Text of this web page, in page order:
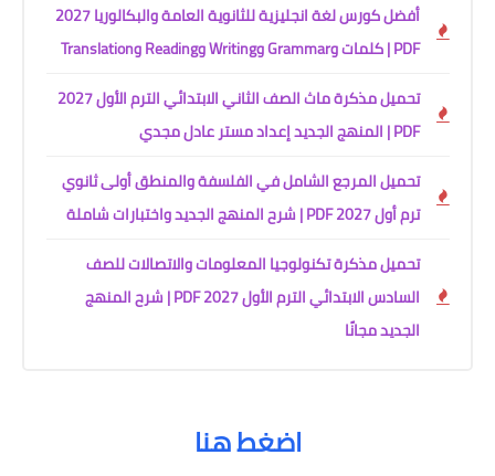
أفضل كورس لغة انجليزية للثانوية العامة والبكالوريا 2027
PDF | كلمات وGrammar وWriting وReading وTranslation
تحميل مذكرة ماث الصف الثاني الابتدائي الترم الأول 2027
PDF | المنهج الجديد إعداد مستر عادل مجدي
تحميل المرجع الشامل في الفلسفة والمنطق أولى ثانوي
ترم أول 2027 PDF | شرح المنهج الجديد واختبارات شاملة
تحميل مذكرة تكنولوجيا المعلومات والاتصالات للصف
السادس الابتدائي الترم الأول 2027 PDF | شرح المنهج
الجديد مجانًا
اضغط هنا